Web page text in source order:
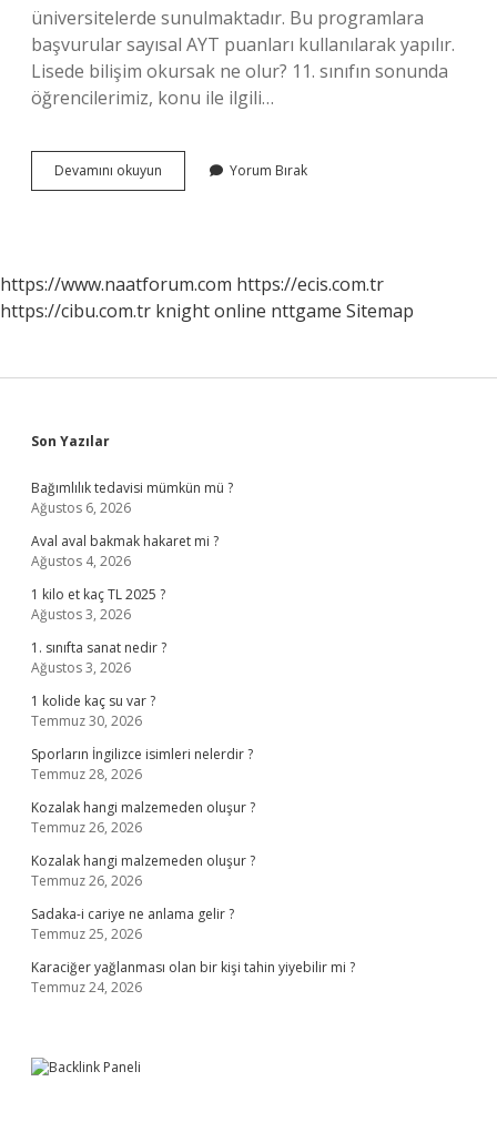
üniversitelerde sunulmaktadır. Bu programlara
başvurular sayısal AYT puanları kullanılarak yapılır.
Lisede bilişim okursak ne olur? 11. sınıfın sonunda
öğrencilerimiz, konu ile ilgili…
Devamını okuyun
Teknolojileri
Yorum Bırak
https://www.naatforum.com https://ecis.com.tr
https://cibu.com.tr knight online nttgame Sitemap
Sidebar
Son Yazılar
Bağımlılık tedavisi mümkün mü ?
Ağustos 6, 2026
Aval aval bakmak hakaret mi ?
Ağustos 4, 2026
1 kilo et kaç TL 2025 ?
Ağustos 3, 2026
1. sınıfta sanat nedir ?
Ağustos 3, 2026
1 kolide kaç su var ?
Temmuz 30, 2026
Sporların İngilizce isimleri nelerdir ?
Temmuz 28, 2026
Kozalak hangi malzemeden oluşur ?
Temmuz 26, 2026
Kozalak hangi malzemeden oluşur ?
Temmuz 26, 2026
Sadaka-i cariye ne anlama gelir ?
Temmuz 25, 2026
Karaciğer yağlanması olan bir kişi tahin yiyebilir mi ?
Temmuz 24, 2026